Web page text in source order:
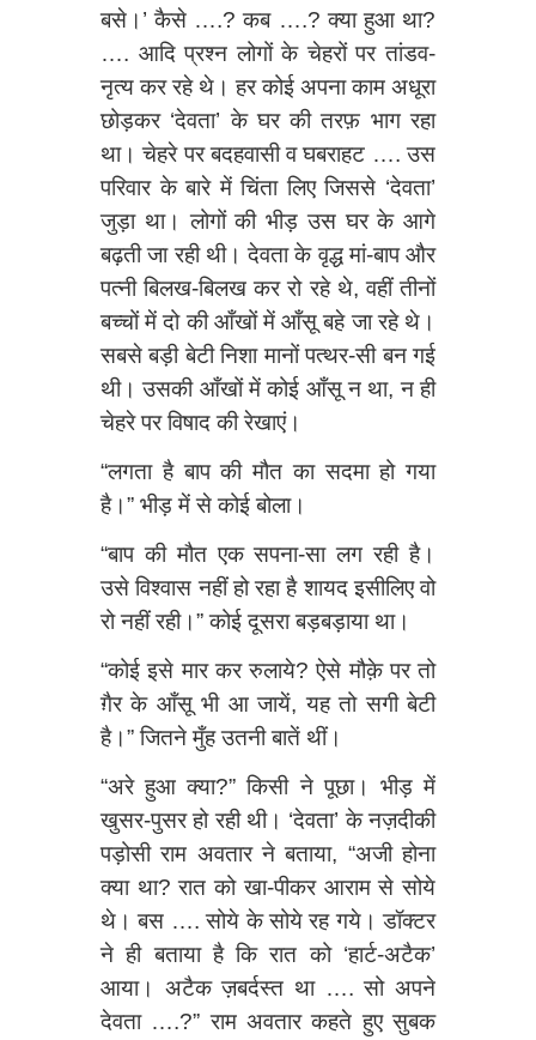
बसे।’ कैसे ….? कब ….? क्या हुआ था?
…. आदि प्रश्न लोगों के चेहरों पर तांडव-
नृत्य कर रहे थे। हर कोई अपना काम अधूरा
छोड़कर ‘देवता’ के घर की तरफ़ भाग रहा
था। चेहरे पर बदहवासी व घबराहट …. उस
परिवार के बारे में चिंता लिए जिससे ‘देवता’
जुड़ा था। लोगों की भीड़ उस घर के आगे
बढ़ती जा रही थी। देवता के वृद्ध मां-बाप और
पत्‍नी बिलख-बिलख कर रो रहे थे, वहीं तीनों
बच्चों में दो की आँखों में आँसू बहे जा रहे थे।
सबसे बड़ी बेटी निशा मानों पत्थर-सी बन गई
थी। उसकी आँखों में कोई आँसू न था, न ही
चेहरे पर विषाद की रेखाएं।
“लगता है बाप की मौत का सदमा हो गया
है।” भीड़ में से कोई बोला।
“बाप की मौत एक सपना-सा लग रही है।
उसे विश्‍वास नहीं हो रहा है शायद इसीलिए वो
रो नहीं रही।” कोई दूसरा बड़बड़ाया था।
“कोई इसे मार कर रुलाये? ऐसे मौक़े पर तो
ग़ैर के आँसू भी आ जायें, यह तो सगी बेटी
है।” जितने मुँह उतनी बातें थीं।
“अरे हुआ क्या?” किसी ने पूछा। भीड़ में
खुसर-पुसर हो रही थी। ‘देवता’ के नज़दीकी
पड़ोसी राम अवतार ने बताया, “अजी होना
क्या था? रात को खा-पीकर आराम से सोये
थे। बस …. सोये के सोये रह गये। डॉक्टर
ने ही बताया है कि रात को ‘हार्ट-अटैक’
आया। अटैक ज़बर्दस्त था …. सो अपने
देवता ….?” राम अवतार कहते हुए सुबक